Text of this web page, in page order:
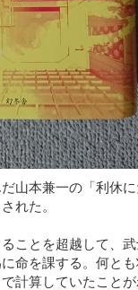
山本兼一の「利休
れた。
ことを超越して、
命を課する。何と
計算していたことが